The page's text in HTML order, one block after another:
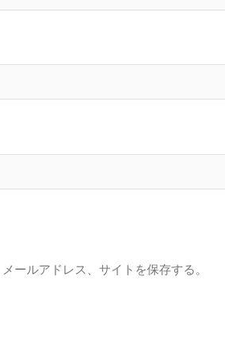
ールアドレス、サイトを保存する。